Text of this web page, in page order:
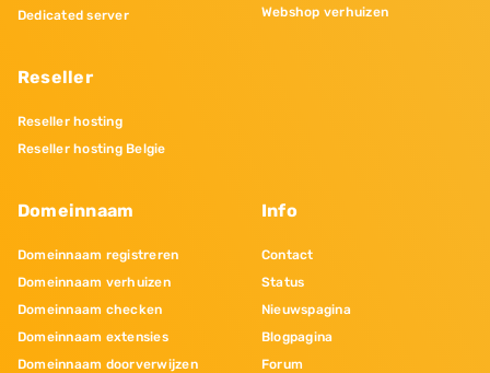
Dedicated server
Reseller
Reseller hosting
Reseller hosting Belgie
Webshop verhuizen
Domeinnaam
Domeinnaam registreren
Domeinnaam verhuizen
Domeinnaam checken
Domeinnaam extensies
Domeinnaam doorverwijzen
Info
Contact
Status
Nieuwspagina
Blogpagina
Forum